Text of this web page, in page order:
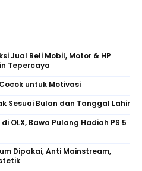
Jual Beli Mobil, Motor & HP
Tepercaya
untuk Motivasi
Sesuai Bulan dan Tanggal Lahir
OLX, Bawa Pulang Hadiah PS 5
Dipakai, Anti Mainstream,